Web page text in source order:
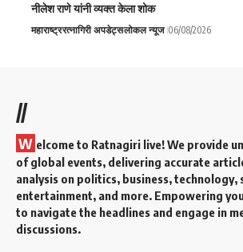
नीलेश राणे यांनी व्यक्त केला शोक
महाराष्ट्ररत्नागिरी अपडेट्सलोकल न्यूज 06/08/2026
//
W elcome to Ratnagiri live! We provide
of global events, delivering accurate
analysis on politics, business, technology,
entertainment, and more. Empowering
to navigate the headlines and engage in
discussions.